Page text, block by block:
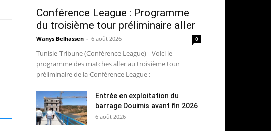
Conférence League : Programme
du troisième tour préliminaire aller
Wanys Belhassen - 6 août 2026 0
Tunisie-Tribune (Conférence League) - Voici le
programme des matches aller au troisième tour
préliminaire de la Conférence League :
Entrée en exploitation du
barrage Douimis avant fin 2026
6 août 2026